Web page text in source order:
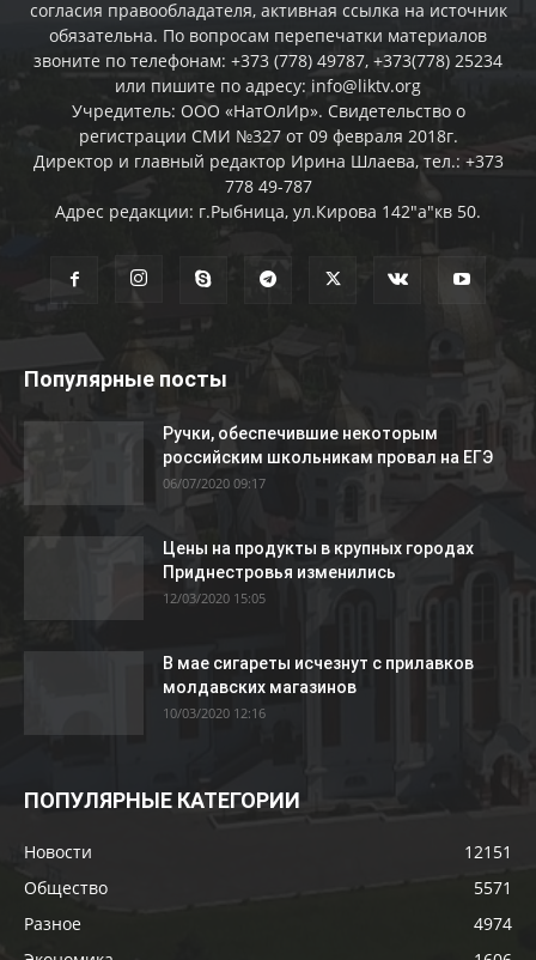
согласия правообладателя, активная ссылка на источник
обязательна. По вопросам перепечатки материалов
звоните по телефонам: +373 (778) 49787, +373(778) 25234
или пишите по адресу: info@liktv.org
Учредитель: ООО «НатОлИр». Свидетельство о
регистрации СМИ №327 от 09 февраля 2018г.
Директор и главный редактор Ирина Шлаева, тел.: +373
778 49-787
Адрес редакции: г.Рыбница, ул.Кирова 142"а"кв 50.
Популярные посты
Ручки, обеспечившие некоторым
российским школьникам провал на ЕГЭ
06/07/2020 09:17
Цены на продукты в крупных городах
Приднестровья изменились
12/03/2020 15:05
В мае сигареты исчезнут с прилавков
молдавских магазинов
10/03/2020 12:16
ПОПУЛЯРНЫЕ КАТЕГОРИИ
Новости
12151
Общество
5571
Разное
4974